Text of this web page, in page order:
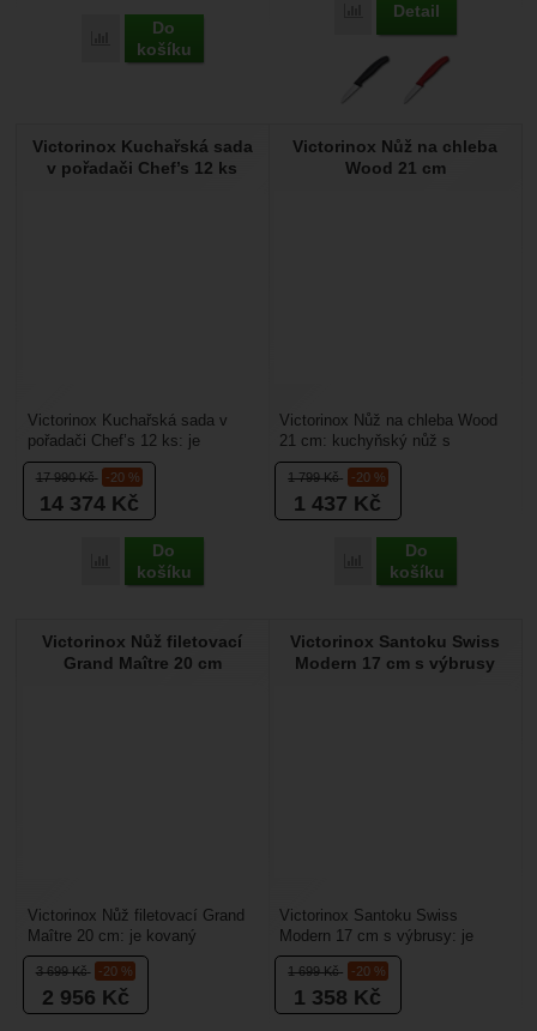
Přidat 'Victorinox Fibrox nůž kuchařský 12cm' k porovnání
Do
košíku
Přidat 'Victorinox Nůž
Detail
Victorinox Kuchařská sada
v pořadači Chef’s 12 ks
17 990Kč -20 %
14 374 Kč
Přidat 'Victorinox Kuchařská sada v pořadači Chef’s 12 ks' k
Do
košíku
Victorinox Kuchařská sada v
pořadači Chef’s 12 ks: je
kompletní sada kuchyňských
nožů do kuchyně, která...
Victorinox Nůž na chleba
Wood 21 cm
1 799Kč -20 %
1 437 Kč
Přidat 'Victorinox Nůž
Do
košíku
Victorinox Nůž na chleba Wood
21 cm: kuchyňský nůž s
vlnkovaným ostřím určený pro
krájení chleba a dalšího...
Victorinox Nůž filetovací
Grand Maître 20 cm
3 699Kč -20 %
2 956 Kč
Victorinox Nůž filetovací Grand
Maître 20 cm: je kovaný
filetovací nůž. Je určený pro
filetování ryb,...
Victorinox Santoku Swiss
Modern 17 cm s výbrusy
1 699Kč -20 %
1 358 Kč
Victorinox Santoku Swiss
Modern 17 cm s výbrusy: je
univerzální kuchyňský nůž v
populárním santoku tvaru,...